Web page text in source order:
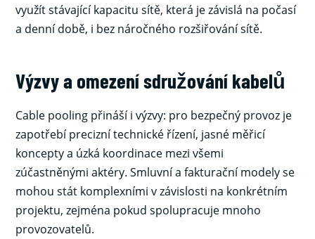
využít stávající kapacitu sítě, která je závislá na počasí
a denní době, i bez náročného rozšiřování sítě.
Výzvy a omezení sdružování kabelů
Cable pooling přináší i výzvy: pro bezpečný provoz je
zapotřebí precizní technické řízení, jasné měřicí
koncepty a úzká koordinace mezi všemi
zúčastněnými aktéry. Smluvní a fakturační modely se
mohou stát komplexními v závislosti na konkrétním
projektu, zejména pokud spolupracuje mnoho
provozovatelů.